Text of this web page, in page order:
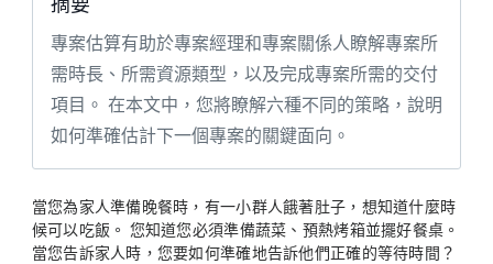
摘要
專案估算有助於專案經理和專案關係人瞭解專案所
需時長、所需資源類型，以及完成專案所需的交付
項目。 在本文中，您將瞭解六種不同的策略，說明
如何準確估計下一個專案的關鍵面向。
當您為家人準備晚餐時，有一小群人餓著肚子，想知道什麼時
候可以吃飯。 您知道您必須準備蔬菜、預熱烤箱並擺好餐桌。
當您告訴家人時，您要如何準確地告訴他們正確的等待時間？